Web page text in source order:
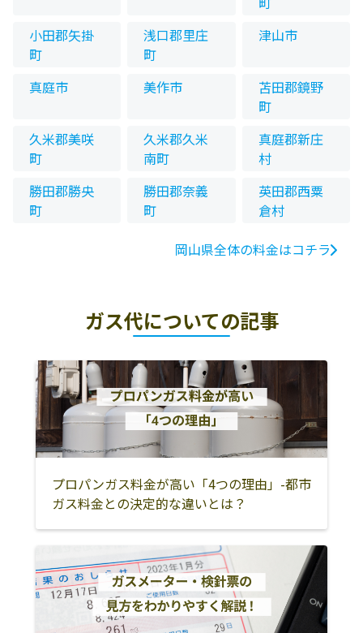
小田郡矢掛
町
浅口郡里庄
町
津山市
真庭市 美作市
苫田郡鏡野
町
久米郡美咲
町
久米郡久米
南町
真庭郡新庄
村
勝田郡勝央
町
勝田郡奈義
町
英田郡西粟
倉村
岡山県全体の料金はコチラ
ガス代についての記事
プロパンガス料金が高い「4つの理由」-都市
ガス料金との決定的な違いとは？